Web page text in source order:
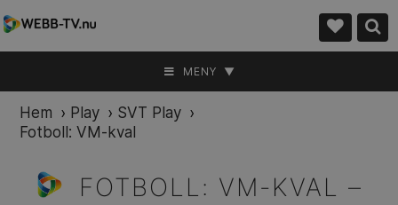
MENY ▼
Hem › Play › SVT Play ›
Fotboll: VM-kval
FOTBOLL: VM-KVAL –